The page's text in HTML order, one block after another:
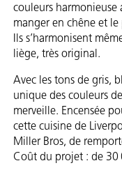
couleurs harmonieuse
manger en chêne et
Ils s’harmonisent
liège, très original.
Avec les tons de gris,
unique des couleurs
merveille. Encensée
cette cuisine de
Miller Bros, de
Coût du projet : de 30